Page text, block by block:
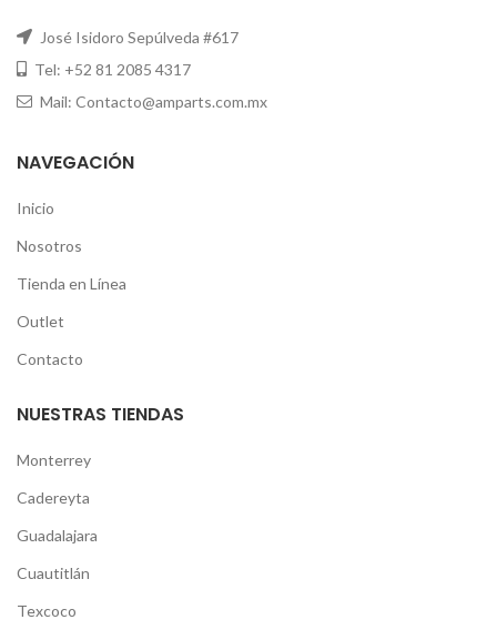
José Isidoro Sepúlveda #617
Tel: +52 81 2085 4317
Mail: Contacto@amparts.com.mx
NAVEGACIÓN
Inicio
Nosotros
Tienda en Línea
Outlet
Contacto
NUESTRAS TIENDAS
Monterrey
Cadereyta
Guadalajara
Cuautitlán
Texcoco